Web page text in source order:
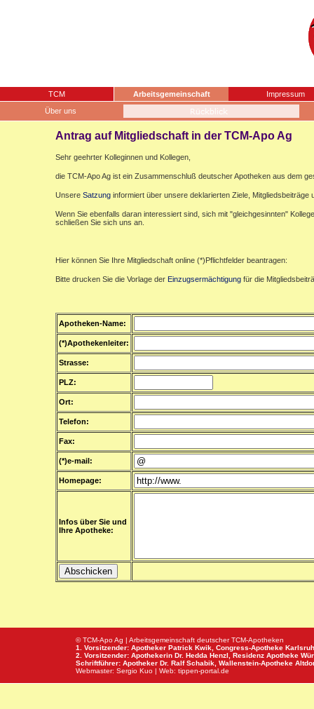
TCM Arbeitsgemeinschaft
Impressum
Über uns
Antrag auf Mitgliedschaft in der TCM-Apo Ag
Sehr geehrter Kolleginnen und Kollegen,
die TCM-Apo Ag ist ein Zusammenschluß deutscher Apotheken aus dem
Unsere Satzung informiert über unsere deklarierten Ziele, Mitgliedsbeiträge
Wenn Sie ebenfalls daran interessiert sind, sich mit "gleichgesinnten"
schließen Sie sich uns an.
Hier können Sie Ihre Mitgliedschaft online (*)Pflichtfelder beantragen:
Bitte drucken Sie die Vorlage der Einzugsermächtigung für die
Apotheken-Name:
(*)Apothekenleiter:
Strasse:
PLZ:
Ort:
Telefon:
Fax:
(*)e-mail:
Homepage:
Infos über Sie und
Ihre Apotheke:
© TCM-Apo Ag | Arbeitsgemeinschaft deutscher TCM-Apotheken
1. Vorsitzender: Apotheker Patrick Kwik, Congress-Apotheke
2. Vorsitzender: Apothekerin Dr. Hedda Henzl, Residenz Apotheke
Schriftführer: Apotheker Dr. Ralf Schabik, Wallenstein-Apotheke
Webmaster: Sergio Kuo | Web: tippen-portal.de